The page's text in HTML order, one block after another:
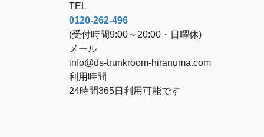
TEL
0120-262-496
(受付時間9:00～20:00・日曜休)
メール
info@ds-trunkroom-hiranuma.com
利用時間
24時間365日利用可能です